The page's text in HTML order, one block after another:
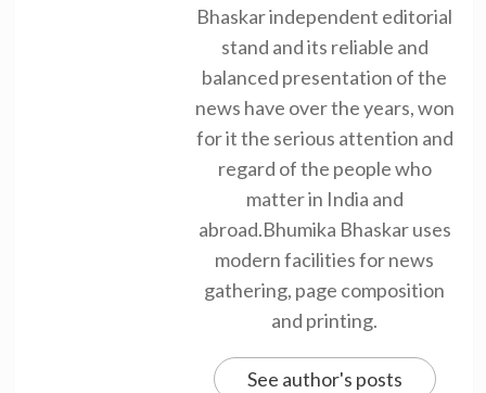
Bhaskar independent editorial
stand and its reliable and
balanced presentation of the
news have over the years, won
for it the serious attention and
regard of the people who
matter in India and
abroad.Bhumika Bhaskar uses
modern facilities for news
gathering, page composition
and printing.
See author's posts